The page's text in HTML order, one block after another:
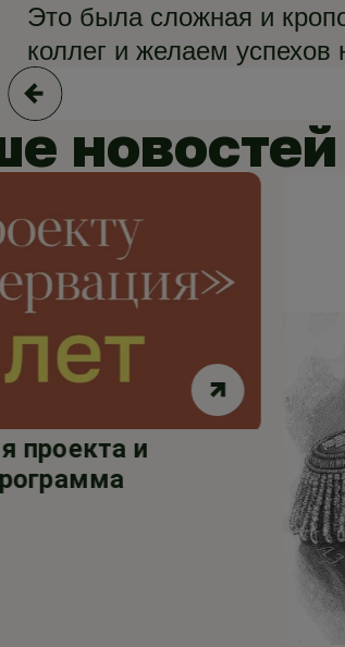
Это была сложная и
коллег и желаем
новостей
проекта и